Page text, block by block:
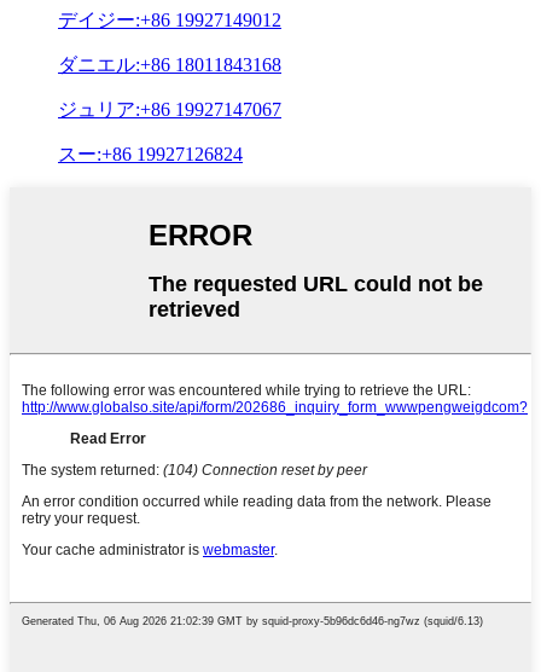
デイジー:+86 19927149012
ダニエル:+86 18011843168
ジュリア:+86 19927147067
スー:+86 19927126824